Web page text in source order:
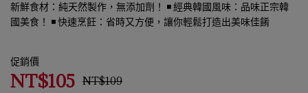
新鮮食材：純天然製作，無添加劑！ ◾ 經典韓國風味：品味正宗韓
國美食！ ◾ 快速烹飪：省時又方便，讓你輕鬆打造出美味佳餚
促銷價
NT$105 NT$109